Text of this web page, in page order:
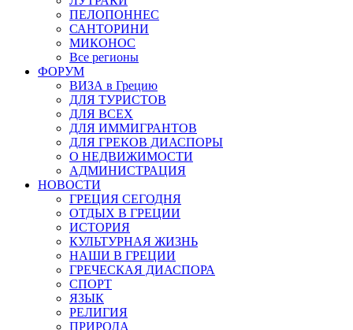
ПЕЛОПОННЕС
САНТОРИНИ
МИКОНОС
Все регионы
ФОРУМ
ВИЗА в Грецию
ДЛЯ ТУРИСТОВ
ДЛЯ ВСЕХ
ДЛЯ ИММИГРАНТОВ
ДЛЯ ГРЕКОВ ДИАСПОРЫ
О НЕДВИЖИМОСТИ
АДМИНИСТРАЦИЯ
НОВОСТИ
ГРЕЦИЯ СЕГОДНЯ
ОТДЫХ В ГРЕЦИИ
ИСТОРИЯ
КУЛЬТУРНАЯ ЖИЗНЬ
НАШИ В ГРЕЦИИ
ГРЕЧЕСКАЯ ДИАСПОРА
СПОРТ
ЯЗЫК
РЕЛИГИЯ
ПРИРОДА